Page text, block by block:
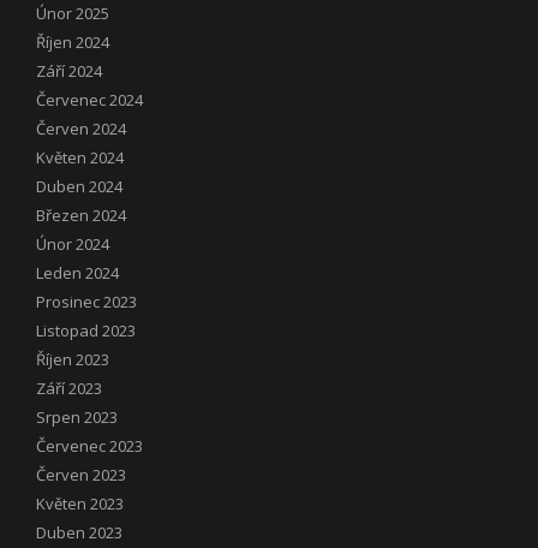
Únor 2025
Říjen 2024
Září 2024
Červenec 2024
Červen 2024
Květen 2024
Duben 2024
Březen 2024
Únor 2024
Leden 2024
Prosinec 2023
Listopad 2023
Říjen 2023
Září 2023
Srpen 2023
Červenec 2023
Červen 2023
Květen 2023
Duben 2023